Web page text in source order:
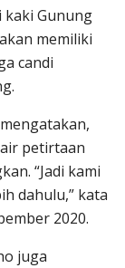
Gunung
memiliki
candi
petirtaan
“Jadi kami
dahulu,” kata
2020.
juga